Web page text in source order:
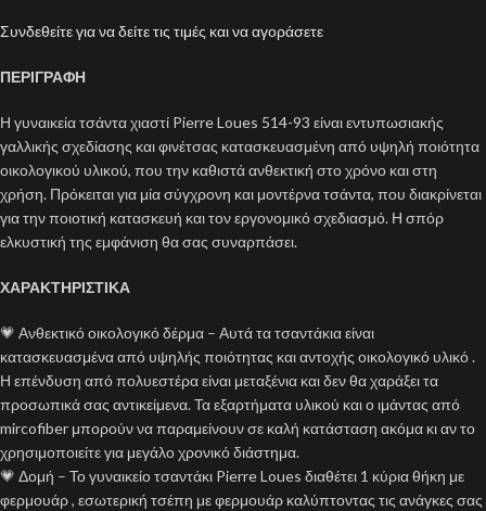
Συνδεθείτε για να δείτε τις τιμές και να αγοράσετε
ΠΕΡΙΓΡΑΦΗ
Η γυναικεία τσάντα χιαστί Pierre Loues 514-93 είναι εντυπωσιακής
γαλλικής σχεδίασης και φινέτσας κατασκευασμένη από υψηλή ποιότητα
οικολογικού υλικού, που την καθιστά ανθεκτική στο χρόνο και στη
χρήση. Πρόκειται για μία σύγχρονη και μοντέρνα τσάντα, που διακρίνεται
για την ποιοτική κατασκευή και τον εργονομικό σχεδιασμό. Η σπόρ
ελκυστική της εμφάνιση θα σας συναρπάσει.
ΧΑΡΑΚΤΗΡΙΣΤΙΚΑ
💗 Ανθεκτικό οικολογικό δέρμα – Αυτά τα τσαντάκια είναι
κατασκευασμένα από υψηλής ποιότητας και αντοχής οικολογικό υλικό .
Η επένδυση από πολυεστέρα είναι μεταξένια και δεν θα χαράξει τα
προσωπικά σας αντικείμενα. Τα εξαρτήματα υλικού και ο ιμάντας από
mircofiber μπορούν να παραμείνουν σε καλή κατάσταση ακόμα κι αν το
χρησιμοποιείτε για μεγάλο χρονικό διάστημα.
💗 Δομή – Το γυναικείο τσαντάκι Pierre Loues διαθέτει 1 κύρια θήκη με
φερμουάρ , εσωτερική τσέπη με φερμουάρ καλύπτοντας τις ανάγκες σας